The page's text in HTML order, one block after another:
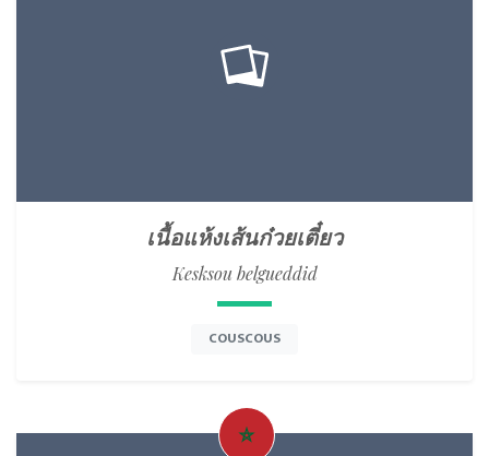
เนื้อแห้งเส้นก๋วยเตี๋ยว
Kesksou belgueddid
COUSCOUS